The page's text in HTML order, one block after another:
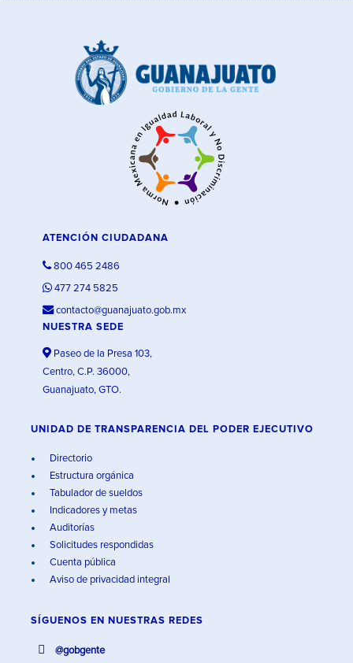
ATENCIÓN CIUDADANA
800 465 2486
477 274 5825
contacto@guanajuato.gob.mx
NUESTRA SEDE
Paseo de la Presa 103,
Centro, C.P. 36000,
Guanajuato, GTO.
UNIDAD DE TRANSPARENCIA DEL PODER EJECUTIVO
Directorio
Estructura orgánica
Tabulador de sueldos
Indicadores y metas
Auditorías
Solicitudes respondidas
Cuenta pública
Aviso de privacidad integral
SÍGUENOS EN NUESTRAS REDES
@gobgente